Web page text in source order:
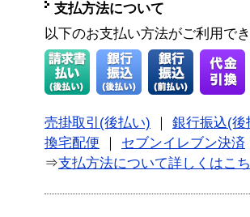
支払方法について
以下のお支払い方法がご利用で
売掛取引(後払い)
銀行振込(後
換宅配便
セブンイレブン決済
⇒支払方法について詳しくはこ